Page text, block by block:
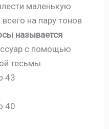
маленькую
на пару тонов
называется
с помощью
тесьмы.